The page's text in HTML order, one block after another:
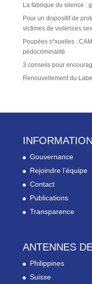
La fabrique du silence :
Pour un dispositif de
victimes de violences
Poupées s*xuelles :
pédocriminalité
3 conseils pour
Renouvellement du
Gouvernance
Rejoindre l’équipe
Contact
Publications
Transparence
ANTENNES
Philippines
Suisse